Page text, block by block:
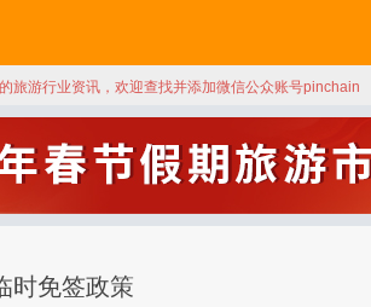
旅游行业资讯，欢迎查找并添加微信公众账号pinchain
时免签政策